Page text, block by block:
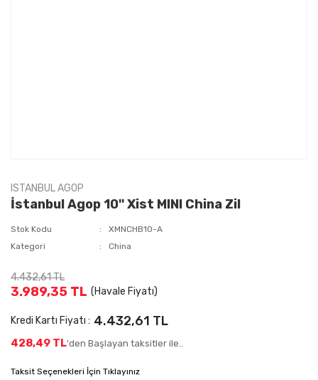
ISTANBUL AGOP
İstanbul Agop 10'' Xist MINI China Zil
Stok Kodu
XMNCHB10-A
Kategori
China
4.432,61 TL
3.989,35 TL (Havale Fiyatı)
Kredi Kartı Fiyatı : 4.432,61 TL
428,49 TL'den Başlayan taksitler ile..
Taksit Seçenekleri İçin Tıklayınız